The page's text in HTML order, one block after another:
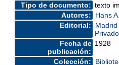
Tipo de documento: texto
Autores:
Hans
Editorial:
Privado
Fecha de
publicación:
1928
Colección: